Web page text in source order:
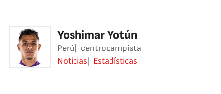
Yoshimar Yotún
Perú centrocampista
Noticias Estadísticas